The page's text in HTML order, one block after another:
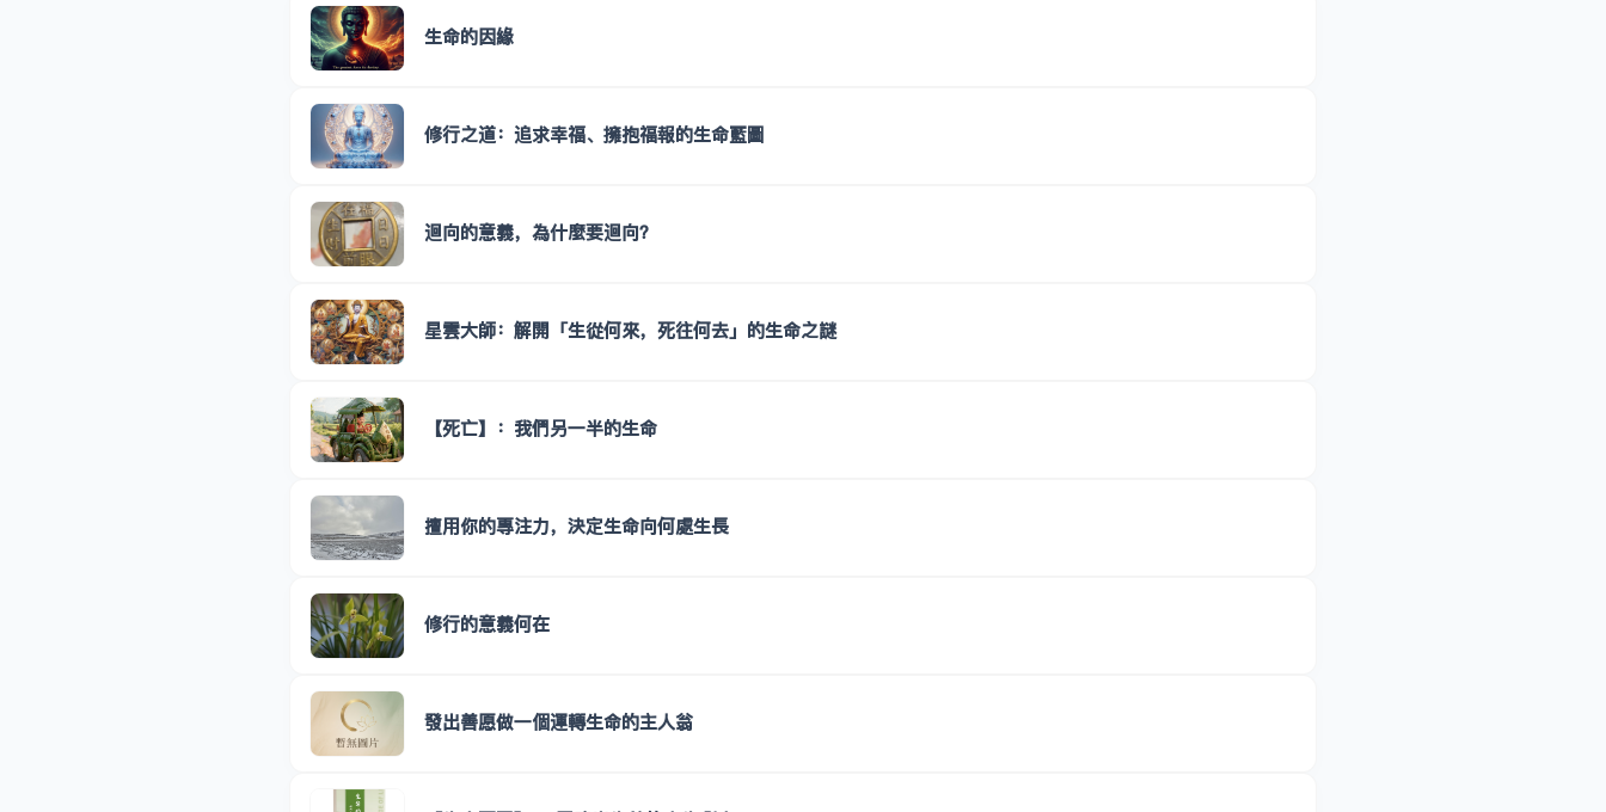
生命的因緣
修行之道：追求幸福、擁抱福報的生命藍圖
迴向的意義，為什麼要迴向？
星雲大師：解開「生從何來，死往何去」的生命之謎
【死亡】：我們另一半的生命
擅用你的專注力，決定生命向何處生長
修行的意義何在
發出善愿做一個運轉生命的主人翁